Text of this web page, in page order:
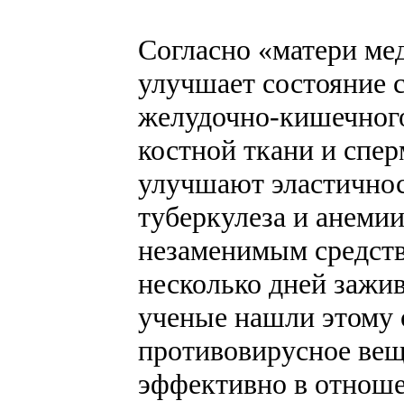
Согласно «матери
улучшает состояние
желудочно-
костной ткани и
улучшают
туберкулеза и
незаменимым
несколько дней
ученые нашли этому
противовирусное
эффективно в